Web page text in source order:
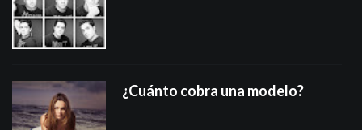
¿Cuánto cobra una modelo?